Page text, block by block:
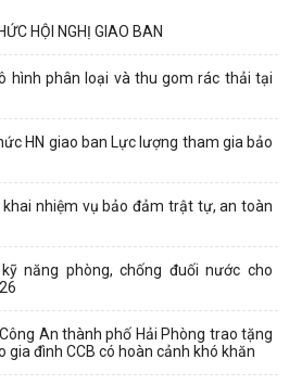
HỘI NGHỊ GIAO BAN
hình phân loại và thu gom rác thải tại
HN giao ban Lực lượng tham gia bảo
nhiệm vụ bảo đảm trật tự, an toàn
năng phòng, chống đuối nước cho
An thành phố Hải Phòng trao tặng
gia đình CCB có hoàn cảnh khó khăn